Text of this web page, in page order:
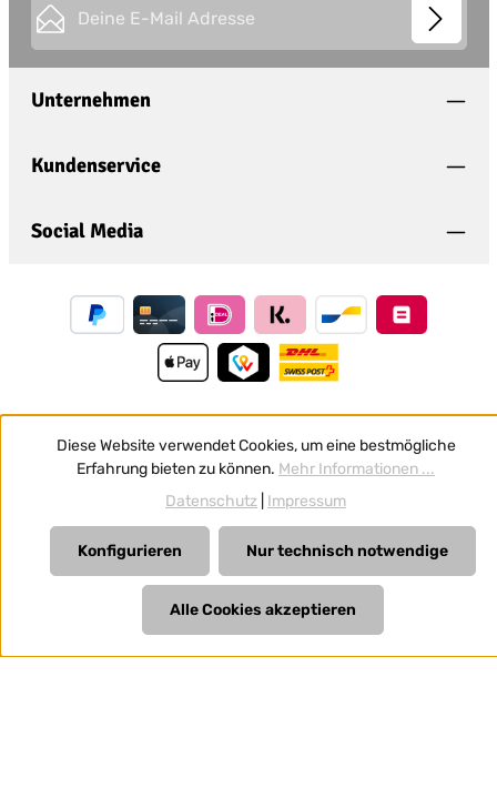
Datenschutz
Ich habe die
bin mit ihnen einverstanden.
Die mit einem Stern (*) markierten Felder sind
Unternehmen
Kundenservice
Social Media
Vertrag widerrufen
und ggf. Nachnahmegebühren, wenn nicht anders
angegeben.
Diese Website verwendet Cookies, um eine bestmögliche
Erfahrung bieten zu können. Mehr Informationen ...
Datenschutz Impressum
Nur technisch notwendige
Konfigurieren
Alle Cookies akzeptieren